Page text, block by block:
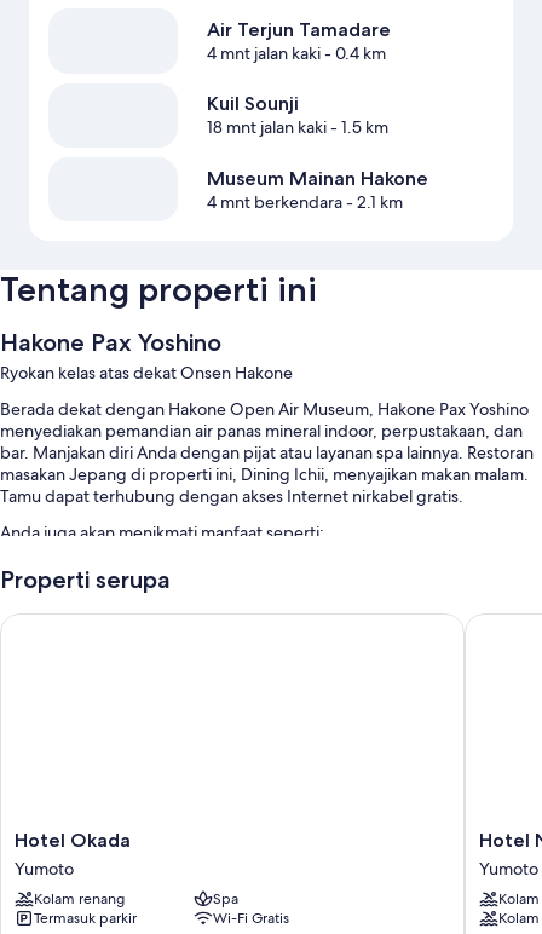
Air Terjun Tamadare
4 mnt jalan kaki- 0.4 km
Kuil Sounji
18 mnt jalan kaki- 1.5 km
Museum Mainan Hakone
4 mnt berkendara- 2.1 km
Tentang properti ini
Hakone Pax Yoshino
Ryokan kelas atas dekat Onsen Hakone
Berada dekat dengan Hakone Open Air Museum, Hakone Pax Yoshino
menyediakan pemandian air panas mineral indoor, perpustakaan, dan
bar. Manjakan diri Anda dengan pijat atau layanan spa lainnya. Restoran
masakan Jepang di properti ini, Dining Ichii, menyajikan makan malam.
Tamu dapat terhubung dengan akses Internet nirkabel gratis.
Anda juga akan menikmati manfaat seperti:
Parkir mandiri gratis gratis
Mesin jual otomatis, brankas di resepsionis, dan staf multibahasa
Kamar mandi dengan kloset dan perlengkapan mandi gratis
Lemari es, ketel listrik, dan penghangat ruangan
Properti serupa
Hotel
Okada
Yumoto
Hotel Okada
Yumoto
Kolam renang
Spa
Termasuk parkir
Wi-Fi Gratis
Hotel Okada
Hotel
Yumoto
Hotel
Yumoto
Hotel